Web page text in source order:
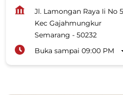
Jl. Lamongan Raya Ii No
Kec Gajahmungkur
Semarang - 50232
Buka sampai 09:00 PM